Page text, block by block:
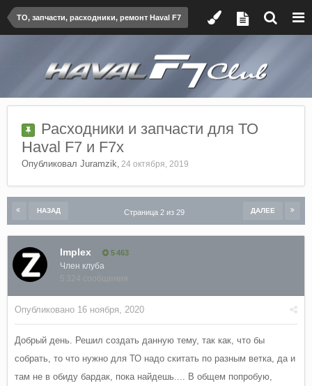
ТО, запчасти, расходники, ремонт Haval F7
Расходники и запчасти для ТО
Haval F7 и F7x
Опубликовал Juramzik, 24 октября, 2019
НАЗАД ДАЛЕЕ
Страница 2 из 29
Implex 5 463
Член клуба
5 324 сообщения
Опубликовано 16 ноября, 2020
Добрый день. Решил создать данную тему, так как, что бы
собрать, то что нужно для ТО надо скитать по разным ветка, да и
там не в обиду бардак, пока найдешь.... В общем попробую,